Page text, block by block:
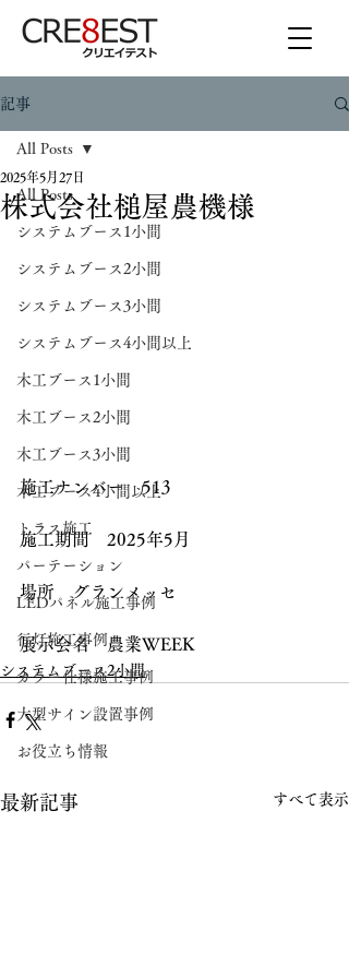
記事
All Posts
システムブース1小間
システムブース2小間
システムブース3小間
システムブース4小間以上
木工ブース1小間
木工ブース2小間
木工ブース3小間
木工ブース4小間以上
トラス施工
パーテーション
LEDパネル施工事例
行灯施工事例
カラー仕様施工事例
大型サイン設置事例
お役立ち情報
All Posts
株式会社槌屋農機様
2025年5月27日
施工ナンバー　513
施工期間　2025年5月
場所　グランメッセ
展示会名　農業WEEK
システムブース2小間
最新記事 すべて表示